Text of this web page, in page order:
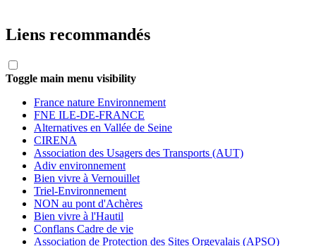
Liens recommandés
Toggle main menu visibility
France nature Environnement
FNE ILE-DE-FRANCE
Alternatives en Vallée de Seine
CIRENA
Association des Usagers des Transports (AUT)
Adiv environnement
Bien vivre à Vernouillet
Triel-Environnement
NON au pont d'Achères
Bien vivre à l'Hautil
Conflans Cadre de vie
Association de Protection des Sites Orgevalais (APSO)